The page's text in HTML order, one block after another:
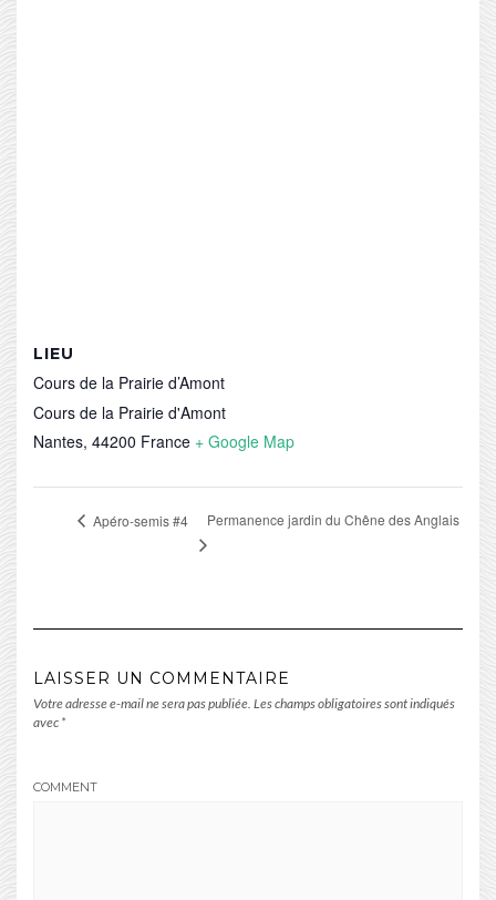
LIEU
Cours de la Prairie d’Amont
Cours de la Prairie d'Amont
Nantes, 44200 France + Google Map
Apéro-semis #4 Permanence jardin du Chêne des Anglais
LAISSER UN COMMENTAIRE
Votre adresse e-mail ne sera pas publiée. Les champs obligatoires sont indiqués
avec *
COMMENT